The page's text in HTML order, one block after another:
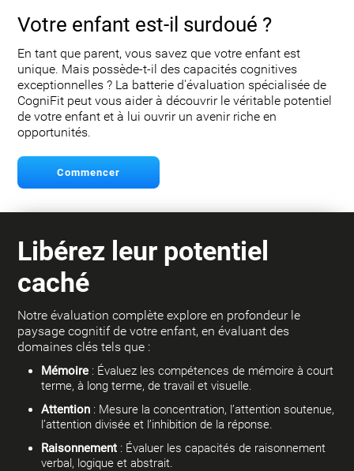
Votre enfant est-il surdoué ?
En tant que parent, vous savez que votre enfant est
unique. Mais possède-t-il des capacités cognitives
exceptionnelles ? La batterie d'évaluation spécialisée de
CogniFit peut vous aider à découvrir le véritable potentiel
de votre enfant et à lui ouvrir un avenir riche en
opportunités.
Commencer
Libérez leur potentiel
caché
Notre évaluation complète explore en profondeur le
paysage cognitif de votre enfant, en évaluant des
domaines clés tels que :
Mémoire : Évaluez les compétences de mémoire à court
terme, à long terme, de travail et visuelle.
Attention : Mesure la concentration, l’attention soutenue,
l’attention divisée et l’inhibition de la réponse.
Raisonnement : Évaluer les capacités de raisonnement
verbal, logique et abstrait.